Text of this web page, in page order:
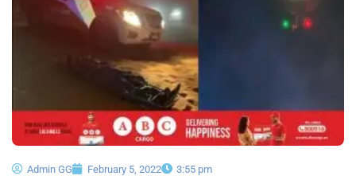
Admin GG February 5, 2022
3:55 pm